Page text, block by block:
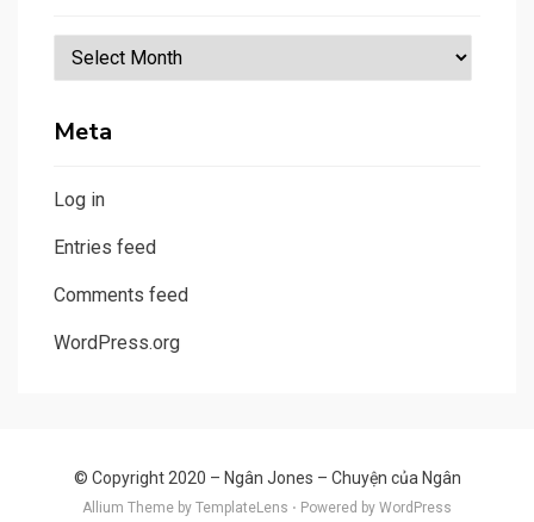
Tìm
bài
tháng
Meta
Log in
Entries feed
Comments feed
WordPress.org
© Copyright 2020 – Ngân Jones – Chuyện của Ngân
Allium Theme by TemplateLens ⋅ Powered by WordPress